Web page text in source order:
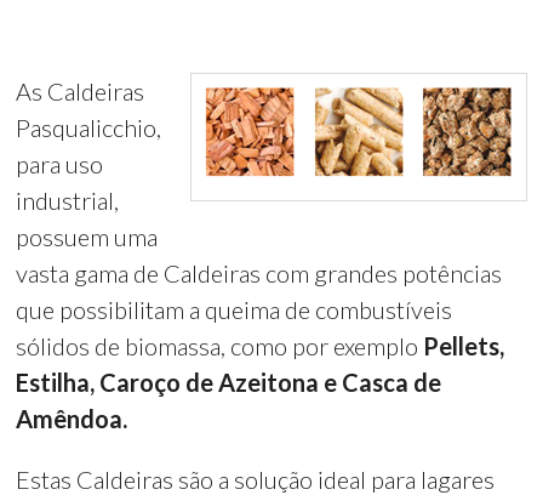
As Caldeiras
Pasqualicchio,
para uso
industrial,
possuem uma
vasta gama de Caldeiras com grandes potências
que possibilitam a queima de combustíveis
sólidos de biomassa, como por exemplo Pellets,
Estilha, Caroço de Azeitona e Casca de
Amêndoa.
Estas Caldeiras são a solução ideal para lagares